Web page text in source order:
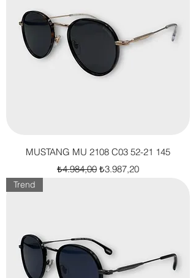
MUSTANG MU 2108 C03 52-21 145
Normal Fiyat
₺4.984,00 İndirimli Fiyat
₺3.987,20
Trend